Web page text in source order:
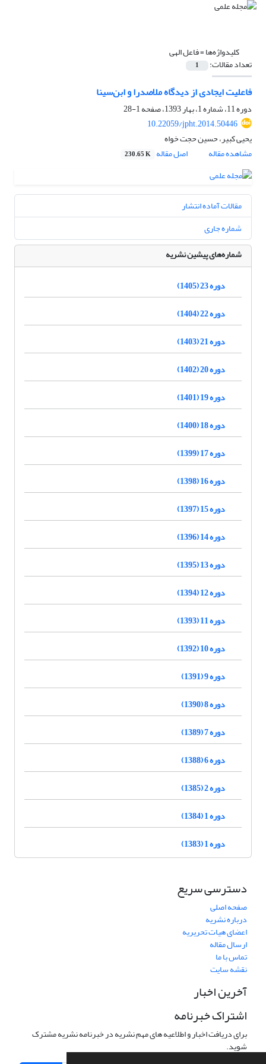
کلیدواژه‌ها =فاعل الهی
تعداد مقالات: 1
فاعلیت ایجادی از دیدگاه ملاصدرا و ابن‌سینا
دوره 11، شماره 1، بهار 1393، صفحه
1-28
10.22059/jpht.2014.50446
یحیی کبیر، حسین حجت خواه
مشاهده مقاله
اصل مقاله 230.65 K
مقالات آماده انتشار
شماره جاری
شماره‌های پیشین نشریه
دوره 23 (1405)
دوره 22 (1404)
دوره 21 (1403)
دوره 20 (1402)
دوره 19 (1401)
دوره 18 (1400)
دوره 17 (1399)
دوره 16 (1398)
دوره 15 (1397)
دوره 14 (1396)
دوره 13 (1395)
دوره 12 (1394)
دوره 11 (1393)
دوره 10 (1392)
دوره 9 (1391)
دوره 8 (1390)
دوره 7 (1389)
دوره 6 (1388)
دوره 2 (1385)
دوره 1 (1384)
دوره 1 (1383)
دسترسی سریع
صفحه اصلی
درباره نشریه
اعضای هیات تحریریه
ارسال مقاله
تماس با ما
نقشه سایت
آخرین اخبار
اشتراک خبرنامه
برای دریافت اخبار و اطلاعیه های مهم نشریه در خبرنامه نشریه مشترک
شوید.